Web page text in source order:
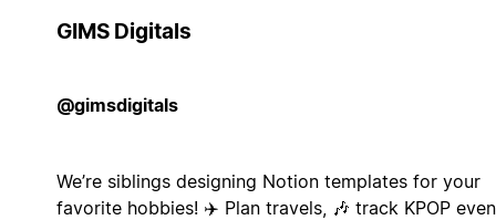
GIMS Digitals
@gimsdigitals
We’re siblings designing Notion templates for your
favorite hobbies! ✈️ Plan travels, 🎶 track KPOP